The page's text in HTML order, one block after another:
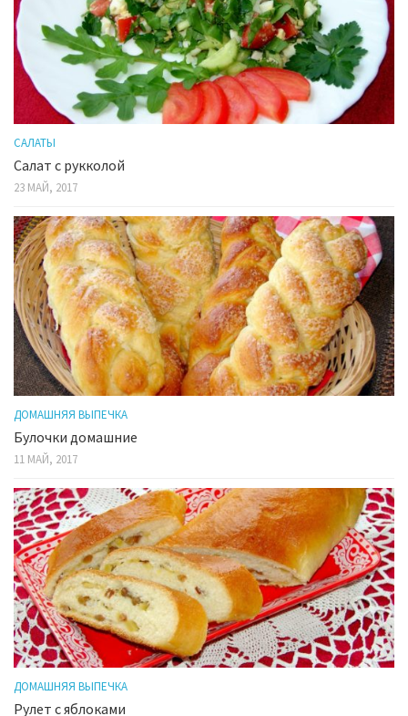
САЛАТЫ
Салат с рукколой
23 МАЙ, 2017
ДОМАШНЯЯ ВЫПЕЧКА
Булочки домашние
11 МАЙ, 2017
ДОМАШНЯЯ ВЫПЕЧКА
Рулет с яблоками